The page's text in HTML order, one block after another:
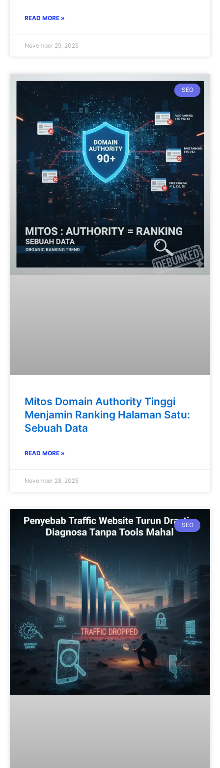
READ MORE »
November 29, 2025
SEO
Mitos Domain Authority Tinggi
Menjamin Ranking Halaman Satu:
Sebuah Data
READ MORE »
November 28, 2025
SEO